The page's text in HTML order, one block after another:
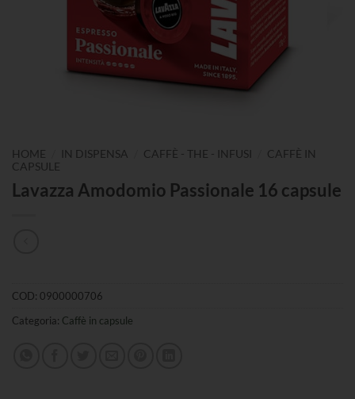
HOME IN DISPENSA CAFFÈ - THE - INFUSI
CAFFÈ IN
CAPSULE
Lavazza Amodomio Passionale 16 capsule
COD: 0900000706
Categoria: Caffè in capsule